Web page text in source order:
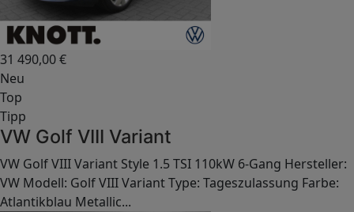
31 490,00€
Neu
Top
Tipp
VW Golf VIII Variant
VW Golf VIII Variant Style 1.5 TSI 110kW 6-Gang Hersteller:
VW Modell: Golf VIII Variant Type: Tageszulassung Farbe:
Atlantikblau Metallic...